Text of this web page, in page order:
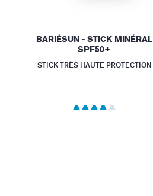
BARIÉSUN - STICK MINÉRAL
SPF50+
STICK TRÈS HAUTE PROTECTION